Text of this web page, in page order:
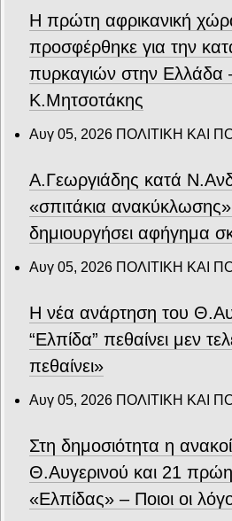
Η πρώτη αφρικανική
προσφέρθηκε για την
πυρκαγιών στην Ελλάδα
Κ.Μητσοτάκης
Αυγ 05, 2026 ΠΟΛΙΤΙΚΗ ΚΑΙ
Α.Γεωργιάδης κατά
«σπιτάκια
δημιουργήσει αφήγημα
Αυγ 05, 2026 ΠΟΛΙΤΙΚΗ ΚΑΙ
Η νέα ανάρτηση του
“Ελπίδα” πεθαίνει μεν
πεθαίνει»
Αυγ 05, 2026 ΠΟΛΙΤΙΚΗ ΚΑΙ
Στη δημοσιότητα η
Θ.Αυγερινού και 21
«Ελπίδας» – Ποιοι οι